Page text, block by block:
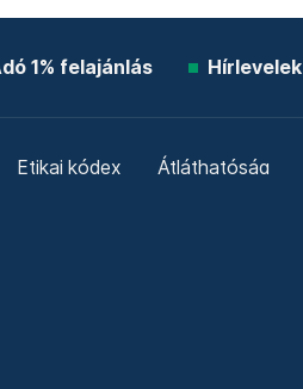
1% felajánlás Hírlevelek
Etikai kódex Átláthatóság